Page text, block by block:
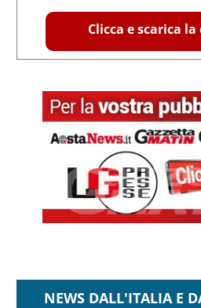
Clicca e scarica la
NEWS DALL'ITALIA E